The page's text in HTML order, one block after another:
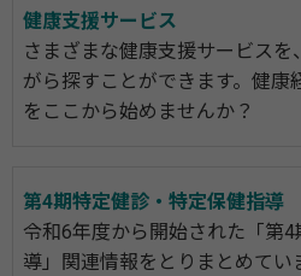
健康支援サービス
さまざまな健康支援サービス
がら探すことができます。健康
をここから始めませんか？
第4期特定健診・特定保健指導
令和6年度から開始された「第
導」関連情報をとりまとめてい